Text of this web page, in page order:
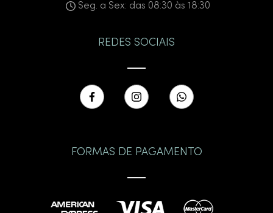
Seg. a Sex: das 08:30 às 18:30
REDES SOCIAIS
FORMAS DE PAGAMENTO